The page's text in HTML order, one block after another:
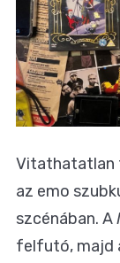
Vitathatatlan
az emo
szcénában. A
felfutó, majd